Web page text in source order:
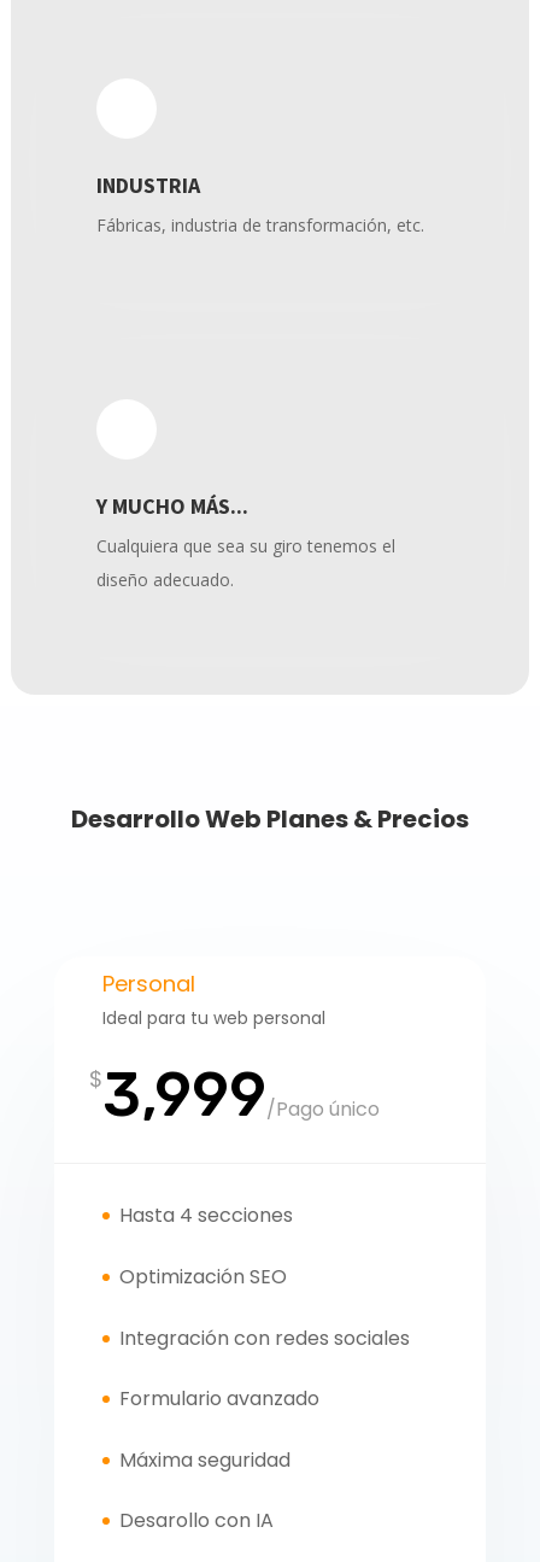
INDUSTRIA
Fábricas, industria de transformación, etc.
Y MUCHO MÁS...
Cualquiera que sea su giro tenemos el
diseño adecuado.
Desarrollo Web Planes & Precios
Personal
Ideal para tu web personal
$3,999/Pago único
Hasta 4 secciones
Optimización SEO
Integración con redes sociales
Formulario avanzado
Máxima seguridad
Desarollo con IA